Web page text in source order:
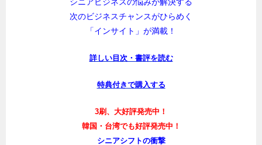
シニアビジネスの悩みが解決する
「インサイト」が満載！
詳しい目次・書評を読む
特典付きで購入する